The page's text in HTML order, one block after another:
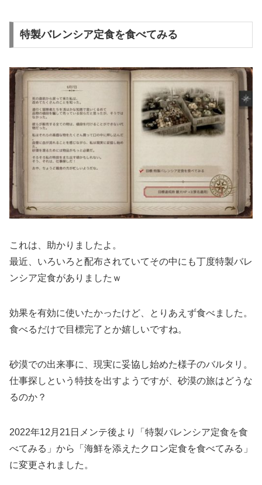
特製バレンシア定食を食べてみる
これは、助かりましたよ。
最近、いろいろと配布されていてその中にも丁度特製バレ
ンシア定食がありましたｗ
効果を有効に使いたかったけど、とりあえず食べました。
食べるだけで目標完了とか嬉しいですね。
砂漠での出来事に、現実に妥協し始めた様子のバルタリ。
仕事探しという特技を出すようですが、砂漠の旅はどうな
るのか？
2022年12月21日メンテ後より「特製バレンシア定食を食
べてみる」から「海鮮を添えたクロン定食を食べてみる」
に変更されました。